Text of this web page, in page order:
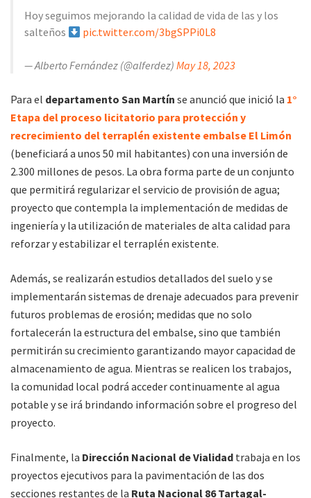
Hoy seguimos mejorando la calidad de vida de las y los
salteños
pic.twitter.com/3bgSPPi0L8
— Alberto Fernández (@alferdez) May 18, 2023
Para el departamento San Martín se anunció que inició la 1°
Etapa del proceso licitatorio para protección y
recrecimiento del terraplén existente embalse El Limón
(beneficiará a unos 50 mil habitantes) con una inversión de
2.300 millones de pesos. La obra forma parte de un conjunto
que permitirá regularizar el servicio de provisión de agua;
proyecto que contempla la implementación de medidas de
ingeniería y la utilización de materiales de alta calidad para
reforzar y estabilizar el terraplén existente.
Además, se realizarán estudios detallados del suelo y se
implementarán sistemas de drenaje adecuados para prevenir
futuros problemas de erosión; medidas que no solo
fortalecerán la estructura del embalse, sino que también
permitirán su crecimiento garantizando mayor capacidad de
almacenamiento de agua. Mientras se realicen los trabajos,
la comunidad local podrá acceder continuamente al agua
potable y se irá brindando información sobre el progreso del
proyecto.
Finalmente, la Dirección Nacional de Vialidad trabaja en los
proyectos ejecutivos para la pavimentación de las dos
secciones restantes de la Ruta Nacional 86 Tartagal-